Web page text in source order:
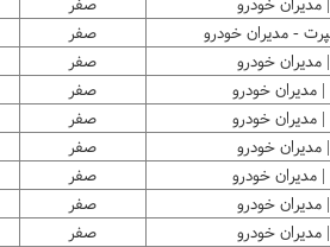
صفر
صفر
صفر
صفر
صفر
صفر
صفر
صفر